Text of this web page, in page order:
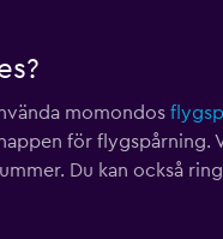
momondos
för flygspårning.
Du kan också